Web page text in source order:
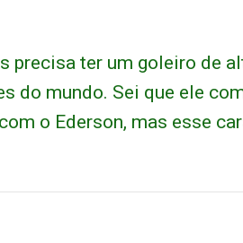
precisa ter um goleiro de
do mundo. Sei que ele
o Ederson, mas esse